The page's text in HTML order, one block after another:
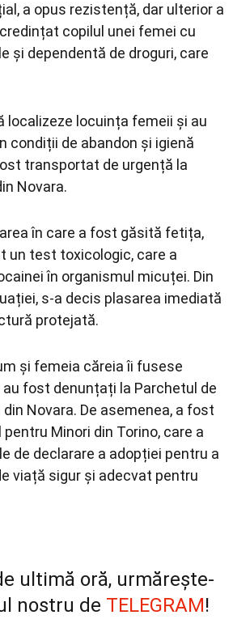
a opus rezistență, dar ulterior a
copilul unei femei cu
și dependentă de droguri, care
localizeze locuința femeii și au
condiții de abandon și igienă
transportat de urgență la
Novara.
în care a fost găsită fetița,
un test toxicologic, care a
în organismul micuței. Din
s-a decis plasarea imediată
protejată.
și femeia căreia îi fusese
fost denunțați la Parchetul de
Novara. De asemenea, a fost
Minori din Torino, care a
de declarare a adopției pentru a
viață sigur și adecvat pentru
ultimă oră, urmărește-
nostru de TELEGRAM!